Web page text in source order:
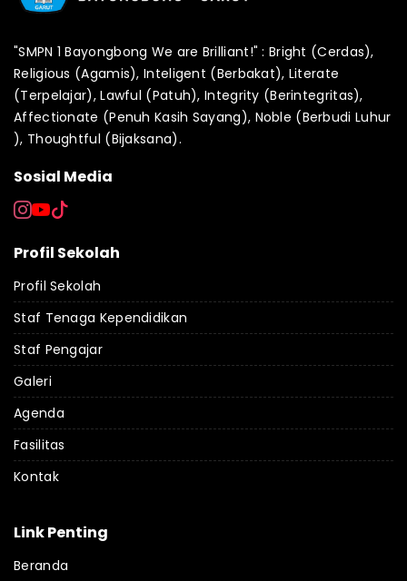
"SMPN 1 Bayongbong We are Brilliant!" : Bright (Cerdas),
Religious (Agamis), Inteligent (Berbakat), Literate
(Terpelajar), Lawful (Patuh), Integrity (Berintegritas),
Affectionate (Penuh Kasih Sayang), Noble (Berbudi Luhur
), Thoughtful (Bijaksana).
Sosial Media
Profil Sekolah
Profil Sekolah
Staf Tenaga Kependidikan
Staf Pengajar
Galeri
Agenda
Fasilitas
Kontak
Link Penting
Beranda